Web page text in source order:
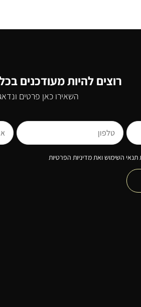
רוצים להיות מעודכנים
השאירו כאן פרטים
השימוש ואת מדיניות הפרטיות